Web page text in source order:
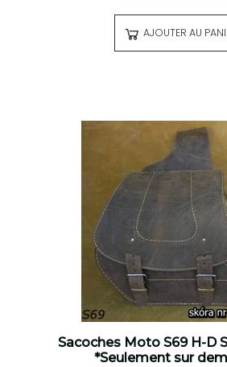
AJOUTER AU
Sacoches Moto S69 H-D
*Seulement sur